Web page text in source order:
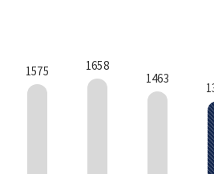
1575 1658
1463